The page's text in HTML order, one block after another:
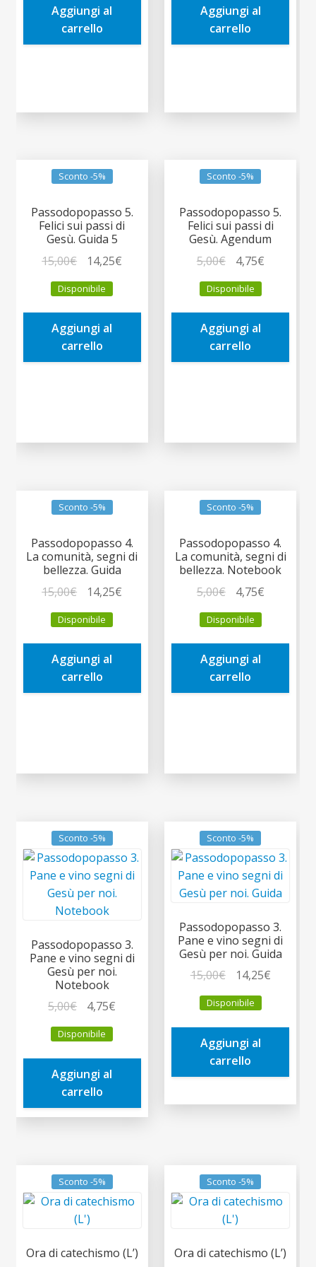
5,00€.
Aggiungi al
carrello
15,00€.
Aggiungi al
carrello
Sconto -5%
Passodopopasso 5.
Felici sui passi di
Gesù. Guida 5
15,00€
prezzo
originale
era:
15,00€.
14,25€
è:
Disponibile
Aggiungi al
carrello
Sconto -5%
Passodopopasso 5.
Felici sui passi di
Gesù. Agendum
5,00€
prezzo
originale
era:
5,00€.
4,75€Il
è:
Disponibile
Aggiungi al
carrello
Sconto -5%
Passodopopasso 4.
La comunità, segni di
bellezza. Guida
15,00€
prezzo
originale
era:
15,00€.
14,25€
è:
Disponibile
Aggiungi al
carrello
Sconto -5%
Passodopopasso 4.
La comunità, segni di
bellezza. Notebook
5,00€
prezzo
originale
era:
5,00€.
4,75€Il
è:
Disponibile
Aggiungi al
carrello
Sconto -5%
Passodopopasso 3.
Pane e vino segni di
Gesù per noi.
Notebook
5,00€
prezzo
originale
era:
5,00€.
4,75€
è:
Disponibile
Aggiungi al
carrello
Sconto -5%
Passodopopasso 3.
Pane e vino segni di
Gesù per noi. Guida
15,00€
prezzo
originale
era:
15,00€.
14,25€Il
è:
Disponibile
Aggiungi al
carrello
Sconto -5%
Ora di catechismo (L’)
Sconto -5%
Ora di catechismo (L’)